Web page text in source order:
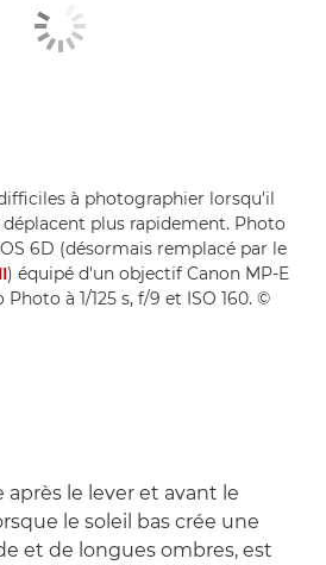
à photographier lorsqu'il
plus rapidement. Photo
6D (désormais remplacé par le
) équipé d'un objectif Canon MP-E
à 1/125 s, f/9 et ISO 160. ©
après le lever et avant le
le soleil bas crée une
et de longues ombres, est